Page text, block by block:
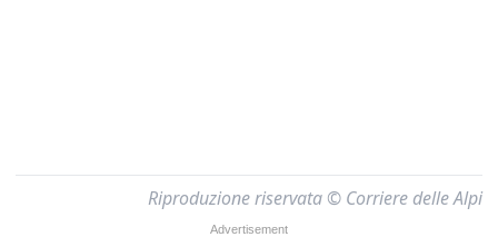
Riproduzione riservata © Corriere delle Alpi